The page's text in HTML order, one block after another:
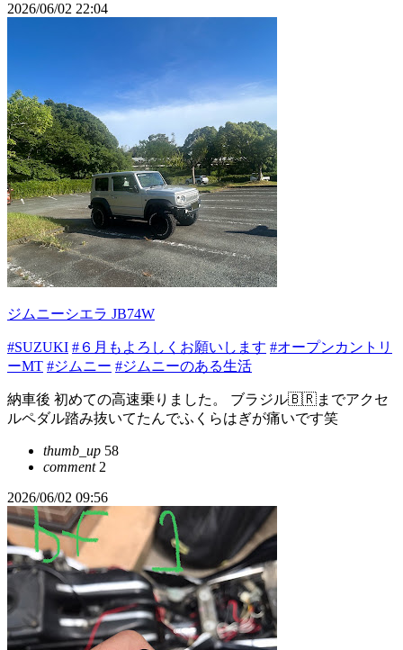
2026/06/02 22:04
ジムニーシエラ JB74W
#SUZUKI #６月もよろしくお願いします #オープンカントリ
ーMT #ジムニー #ジムニーのある生活
納車後 初めての高速乗りました。 ブラジル🇧🇷までアクセ
ルペダル踏み抜いてたんでふくらはぎが痛いです笑
thumb_up 58
comment2
2026/06/02 09:56